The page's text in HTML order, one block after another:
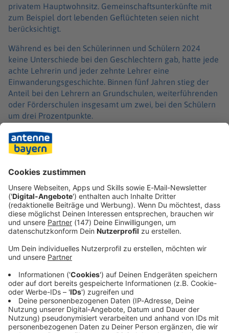
privatem Hauptwohnsitz. Gemeinschaftsunterkünfte mit
zum Beispiel dort lebenden Geflüchteten seien nicht
berücksichtigt.
Während es bei den Schülerinnen und Schülern 2024
keine Unterschiede bei den Geschlechtern gab, hatte jede
achte Lehrerin und jeder zehnte Lehrer eine
Einwanderungsgeschichte. Binnen fünf Jahren stieg der
Anteil bei den Lehrern an Grundschulen, weiterführenden
oder Förderschulen insgesamt um zwei, bei den Schülern
um drei Prozentpunkte.
Zwölf Prozent der Schülerschaft hatten nur einen nach
Deutschland eingewanderten Elternteil, bei den
Lehrkräften waren es fünf Prozent. Insgesamt haben mit
26 Prozent rund ein Viertel der Bevölkerung in